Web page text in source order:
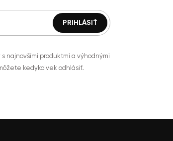
najnovšími produktmi a výhodnými
kedykoľvek odhlásiť.